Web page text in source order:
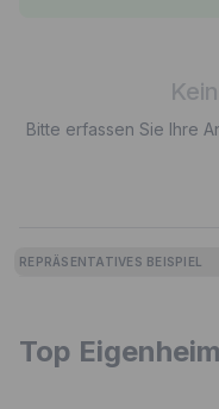
Bitte erfassen Sie Ihre
REPRÄSENTATIVES BEISPIEL
Top